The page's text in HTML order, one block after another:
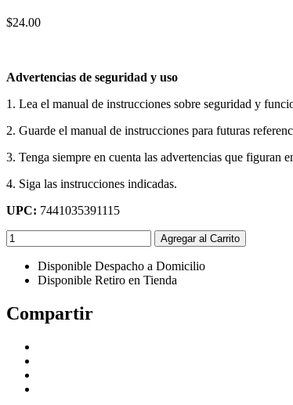
$24.00
Advertencias de seguridad y uso
1. Lea el manual de instrucciones sobre seguridad y
2. Guarde el manual de instrucciones para futuras
3. Tenga siempre en cuenta las advertencias que figuran
4. Siga las instrucciones indicadas.
UPC: 7441035391115
Agregar al Carrito
Disponible Despacho a Domicilio
Disponible Retiro en Tienda
Compartir